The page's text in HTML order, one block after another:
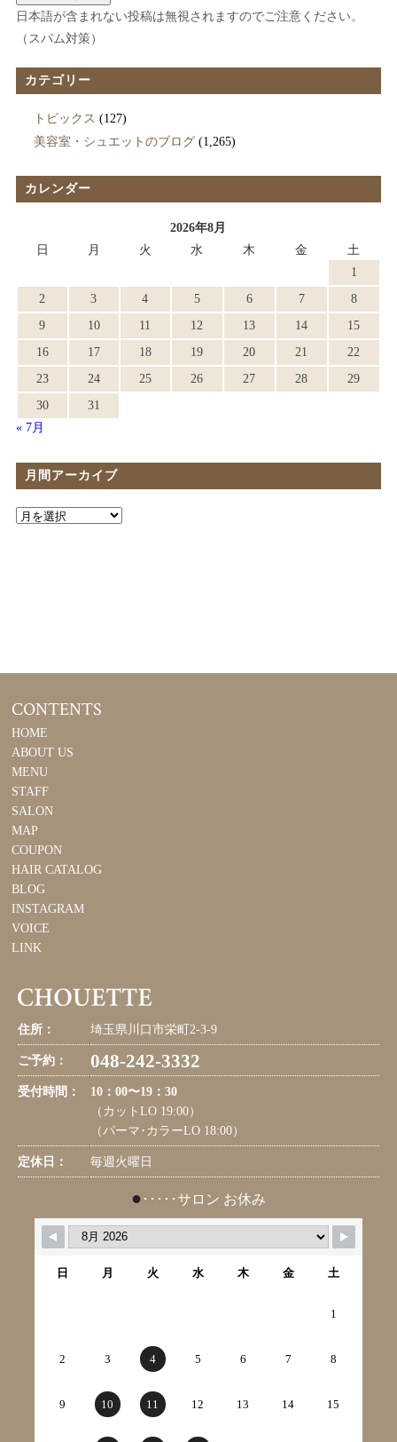
日本語が含まれない投稿は無視されますのでご注意ください。
（スパム対策）
カテゴリー
トピックス (127)
美容室・シュエットのブログ(1,265)
カレンダー
2026年8月
日
月 火 水 木 金
土
1
2
3 4 5 6 7
8
9
10 11 12 13 14
15
16
17 18 19 20 21
22
23
24 25 26 27 28
29
30
31
« 7月
月間アーカイブ
CONTENTS
HOME
ABOUT US
MENU
STAFF
SALON
MAP
COUPON
HAIR CATALOG
BLOG
INSTAGRAM
VOICE
LINK
住所： 埼玉県川口市栄町2-3-9
ご予約： 048-242-3332
受付時間：
10：00〜19：30
（カットLO 19:00）
（パーマ･カラーLO 18:00）
定休日： 毎週火曜日
● ･････サロン お休み
日 月 火 水 木 金 土
1
2 3 4 5 6 7 8
9 10 11 12 13 14 15